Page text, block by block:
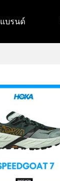
แบรนด์